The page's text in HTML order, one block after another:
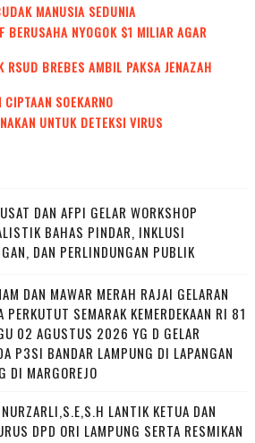
MANUSIA SEDUNIA
BERUSAHA NYOGOK $1 MILIAR AGAR
RSUD BREBES AMBIL PAKSA JENAZAH
SOEKARNO
UNTUK DETEKSI VIRUS
DAN AFPI GELAR WORKSHOP
BAHAS PINDAR, INKLUSI
DAN PERLINDUNGAN PUBLIK
DAN MAWAR MERAH RAJAI GELARAN
PERKUTUT SEMARAK KEMERDEKAAN RI 81
02 AGUSTUS 2026 YG D GELAR
P3SI BANDAR LAMPUNG DI LAPANGAN
DI MARGOREJO
LANTIK KETUA DAN
DPD ORI LAMPUNG SERTA RESMIKAN